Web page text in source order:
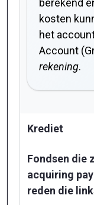
kosten
het
Account
rekening.
Krediet
Fondsen die
acquiring
reden die